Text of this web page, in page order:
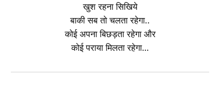
खुश रहना सिखिये
बाकी सब तो चलता रहेगा..
कोई अपना बिछड़ता रहेगा और
कोई पराया मिलता रहेगा…